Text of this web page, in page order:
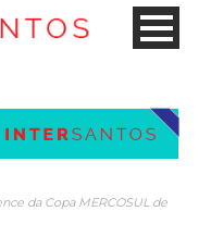
da Copa MERCOSUL de